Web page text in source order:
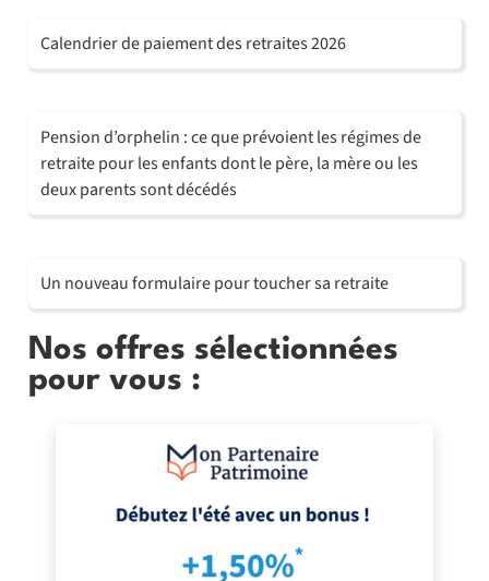
Calendrier de paiement des retraites 2026
Pension d’orphelin : ce que prévoient les régimes de
retraite pour les enfants dont le père, la mère ou les
deux parents sont décédés
Un nouveau formulaire pour toucher sa retraite
Nos offres sélectionnées
pour vous :